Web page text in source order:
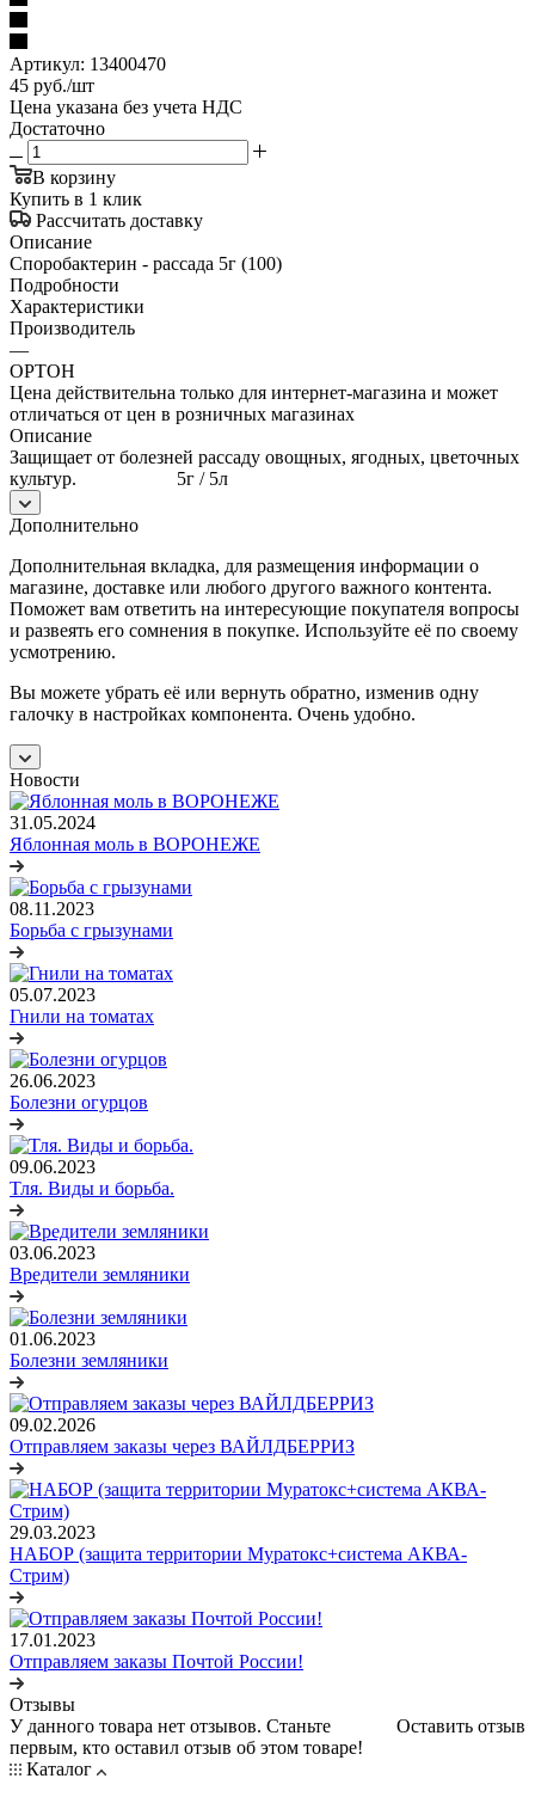
Артикул: 13400470
45 руб./шт
Цена указана без учета НДС
Достаточно
В корзину
Купить в 1 клик
Рассчитать доставку
Описание
Споробактерин - рассада 5г (100)
Подробности
Характеристики
Производитель
—
ОРТОН
Цена действительна только для интернет-магазина и может
отличаться от цен в розничных магазинах
Описание
Защищает от болезней рассаду овощных, ягодных, цветочных
культур. 5г / 5л
Дополнительно
Дополнительная вкладка, для размещения информации о
магазине, доставке или любого другого важного контента.
Поможет вам ответить на интересующие покупателя вопросы
и развеять его сомнения в покупке. Используйте её по своему
усмотрению.
Вы можете убрать её или вернуть обратно, изменив одну
галочку в настройках компонента. Очень удобно.
Новости
31.05.2024
Яблонная моль в ВОРОНЕЖЕ
08.11.2023
Борьба с грызунами
05.07.2023
Гнили на томатах
26.06.2023
Болезни огурцов
09.06.2023
Тля. Виды и борьба.
03.06.2023
Вредители земляники
01.06.2023
Болезни земляники
09.02.2026
Отправляем заказы через ВАЙЛДБЕРРИЗ
29.03.2023
НАБОР (защита территории Муратокс+система АКВА-
Стрим)
17.01.2023
Отправляем заказы Почтой России!
Отзывы
Оставить отзыв
У данного товара нет отзывов. Станьте
первым, кто оставил отзыв об этом товаре!
Каталог